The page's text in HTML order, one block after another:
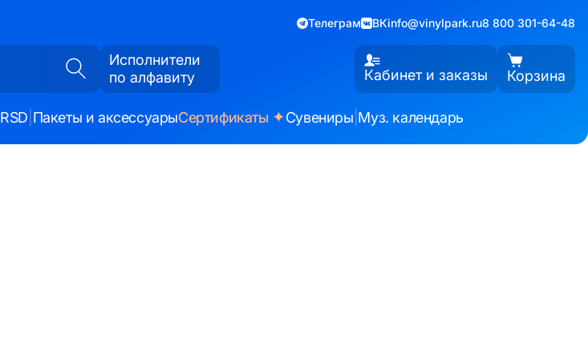
Телеграм ВКinfo@vinylpark.ru8 800 301-64-48
Исполнители
по алфавиту
Кабинет и заказы Корзина
RSD Пакеты и аксессуарыСертификаты ✦Сувениры Муз. календарь